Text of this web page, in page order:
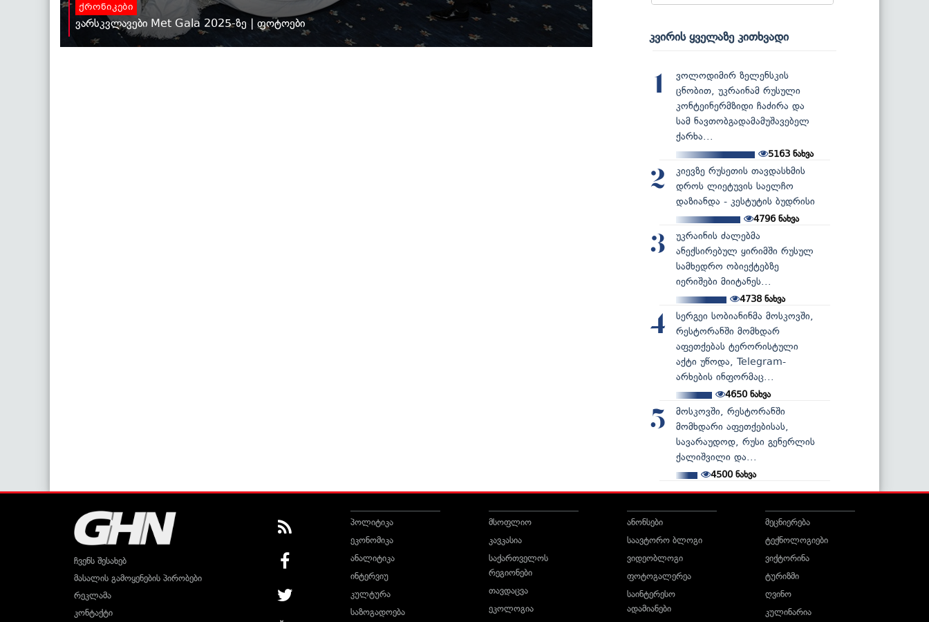
ქრონიკები
ვარსკვლავები Met Gala 2025-ზე | ფოტოები
კვირის ყველაზე კითხვადი
1
ვოლოდიმირ ზელენსკის
ცნობით, უკრაინამ რუსული
კონტეინერმზიდი ჩაძირა და
სამ ნავთობგადამამუშავებელ
ქარხა...
5163 ნახვა
2
კიევზე რუსეთის თავდასხმის
დროს ლიეტუვის საელჩო
დაზიანდა - კესტუტის ბუდრისი
4796ნახვა
3
უკრაინის ძალებმა
ანექსირებულ ყირიმში რუსულ
სამხედრო ობიექტებზე
იერიშები მიიტანეს...
4738ნახვა
4
სერგეი სობიანინმა მოსკოვში,
რესტორანში მომხდარ
აფეთქებას ტერორისტული
აქტი უწოდა, Telegram-
არხების ინფორმაც...
4650ნახვა
5
მოსკოვში, რესტორანში
მომხდარი აფეთქებისას,
სავარაუდოდ, რუსი გენერლის
ქალიშვილი და...
4500ნახვა
ჩვენს შესახებ
მასალის გამოყენების პირობები
რეკლამა
კონტაქტი
პოლიტიკა
ეკონომიკა
ანალიტიკა
ინტერვიუ
კულტურა
საზოგადოება
მსოფლიო
კავკასია
საქართველოს
რეგიონები
თავდაცვა
ეკოლოგია
ანონსები
საავტორო ბლოგი
ვიდეობლოგი
ფოტოგალერეა
საინტერესო
ადამიანები
მეცნიერება
ტექნოლოგიები
ვიქტორინა
ტურიზმი
ღვინო
კულინარია